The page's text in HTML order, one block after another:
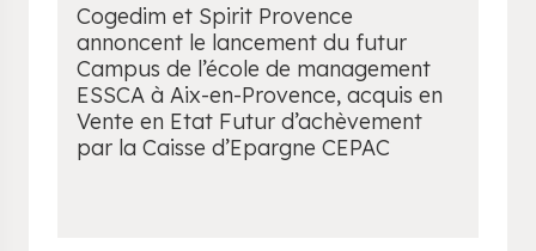
Cogedim et Spirit Provence
annoncent le lancement du futur
Campus de l’école de management
ESSCA à Aix-en-Provence, acquis en
Vente en Etat Futur d’achèvement
par la Caisse d’Epargne CEPAC